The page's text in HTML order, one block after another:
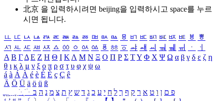
北京 을 입력하시려면 beijing을 입력하시고 space를 누르
시면 됩니다.
ㅥ ㅦ ㅧ ㅨ ㅩ ㅪ ㅫ ㅬ ㅭ ㅮ ㅯ ㅰ ㅱ ㅲ ㅳ ㅴ ㅵ ㅶ ㅷ ㅸ
ㅹ
ㅺ ㅻ ㅼ ㅽ ㅾ ㅿ ㆀ ㆁ ㆂ ㆃ ㆄ ㆅ ㆆ ㆇ ㆈ ㆉ ㆊ ㆋ ㆌ ㆍ
ㆎ
Α Β ΓΔ Ε Ζ Η Θ Ι ΚΛ Μ Ν Ξ Ο Π Ρ Σ ΤΥ Φ Χ Ψ Ω α β γ δ ε ζ η
θ ι κ λ μ ν ξ ο π ρ σ τ υ φ χ ψ ω
á à Á À é è É È ç Ç ê
Ä Ö Ü ä ö ü ß
ִֶֹ ֻּ ׁׂ פ ם ן ו ט א ר ק ף ך ל ח י ע כ ג ד ש ץ ת צ מ נ ה ב